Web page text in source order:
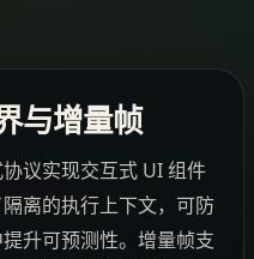
与增量帧
议实现交互式 UI 组件
离的执行上下文，可防
升可预测性。增量帧支